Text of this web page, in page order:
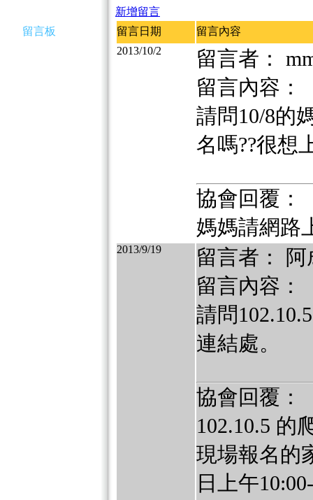
留言板
新增留言
留言日期
留言內容
2013/10/2
留言者：
留言內容：
請問10/8的
名嗎??很想
協會回覆：
媽媽請網路
2013/9/19
留言者： 阿
留言內容：
請問
連結處。
協會回覆：
102.10.5 的
現場報名的
日上午